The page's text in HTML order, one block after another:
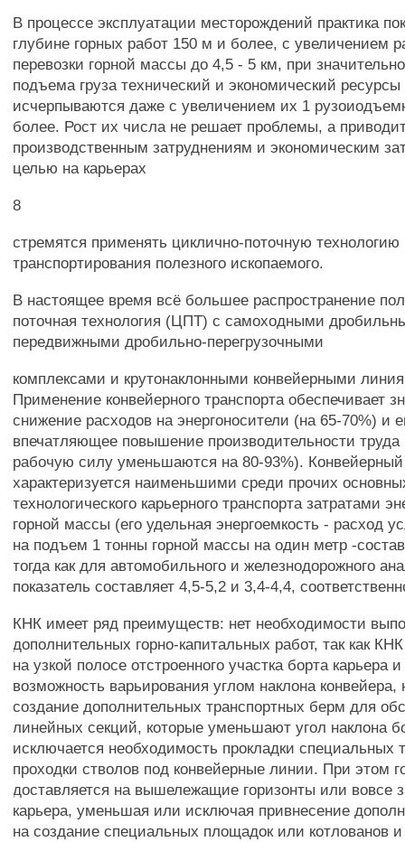
В процессе эксплуатации месторождений практика
глубине горных работ 150 м и более, с увеличением
перевозки горной массы до 4,5 - 5 км, при
подъема груза технический и экономический
исчерпываются даже с увеличением их 1
более. Рост их числа не решает проблемы, а
производственным затруднениям и экономическим
целью на карьерах
8
стремятся применять циклично-поточную технологию
транспортирования полезного ископаемого.
В настоящее время всё большее распространение
поточная технология (ЦПТ) с самоходными
передвижными дробильно-перегрузочными
комплексами и крутонаклонными конвейерными
Применение конвейерного транспорта обеспечивает
снижение расходов на энергоносители (на 65-70%) и
впечатляющее повышение производительности труда
рабочую силу уменьшаются на 80-93%). Конвейерный
характеризуется наименьшими среди прочих
технологического карьерного транспорта затратами
горной массы (его удельная энергоемкость - расход
на подъем 1 тонны горной массы на один метр -
тогда как для автомобильного и железнодорожного
показатель составляет 4,5-5,2 и 3,4-4,4,
КНК имеет ряд преимуществ: нет необходимости
дополнительных горно-капитальных работ, так как
на узкой полосе отстроенного участка борта карьера
возможность варьирования углом наклона конвейера,
создание дополнительных транспортных берм для
линейных секций, которые уменьшают угол наклона
исключается необходимость прокладки специальных
проходки стволов под конвейерные линии. При этом
доставляется на вышележащие горизонты или вовсе
карьера, уменьшая или исключая привнесение
на создание специальных площадок или котлованов